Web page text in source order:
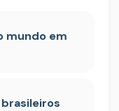
mundo em